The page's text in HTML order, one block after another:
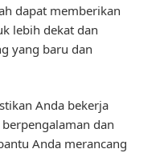
dapat memberikan
lebih dekat dan
yang baru dan
Anda bekerja
dan
Anda merancang